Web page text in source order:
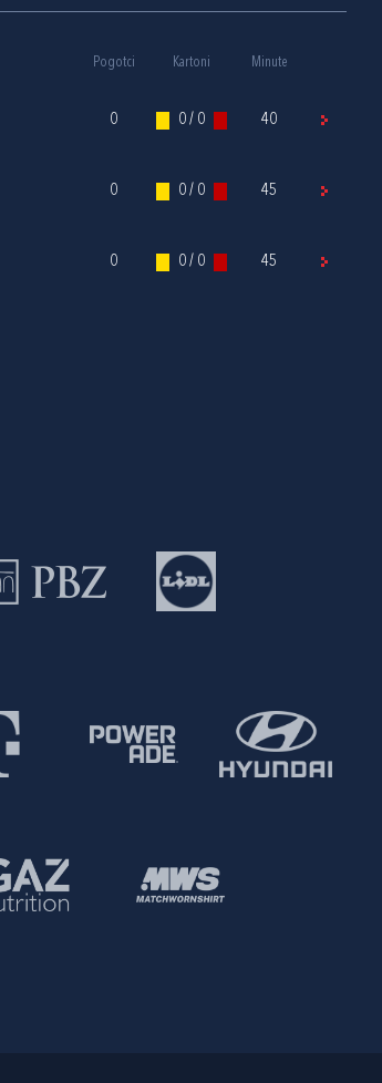
Pogotci Kartoni Minute
0 0 / 0 40
0 0 / 0 45
0 0 / 0 45